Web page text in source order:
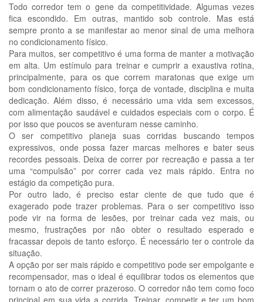
Todo corredor tem o gene da competitividade. Algumas vezes
fica escondido. Em outras, mantido sob controle. Mas está
sempre pronto a se manifestar ao menor sinal de uma melhora
no condicionamento físico.
Para muitos, ser competitivo é uma forma de manter a motivação
em alta. Um estímulo para treinar e cumprir a exaustiva rotina,
principalmente, para os que correm maratonas que exige um
bom condicionamento físico, força de vontade, disciplina e muita
dedicação. Além disso, é necessário uma vida sem excessos,
com alimentação saudável e cuidados especiais com o corpo. É
por isso que poucos se aventuram nesse caminho.
O ser competitivo planeja suas corridas buscando tempos
expressivos, onde possa fazer marcas melhores e bater seus
recordes pessoais. Deixa de correr por recreação e passa a ter
uma “compulsão” por correr cada vez mais rápido. Entra no
estágio da competição pura.
Por outro lado, é preciso estar ciente de que tudo que é
exagerado pode trazer problemas. Para o ser competitivo isso
pode vir na forma de lesões, por treinar cada vez mais, ou
mesmo, frustrações por não obter o resultado esperado e
fracassar depois de tanto esforço. É necessário ter o controle da
situação.
A opção por ser mais rápido e competitivo pode ser empolgante e
recompensador, mas o ideal é equilibrar todos os elementos que
tornam o ato de correr prazeroso. O corredor não tem como foco
principal em sua vida a corrida. Treinar, competir e ter um bom